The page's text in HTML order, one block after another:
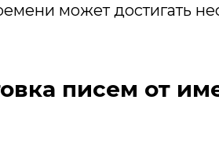
может достигать
писем от